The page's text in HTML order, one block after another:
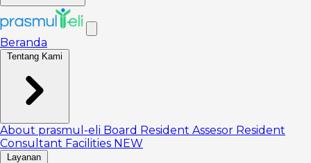
Beranda
Tentang Kami
About prasmul-eli Board Resident Assesor Resident
Consultant Facilities NEW
Layanan